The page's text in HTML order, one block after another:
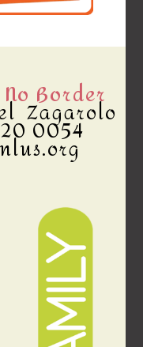
Border
Zagarolo
0054